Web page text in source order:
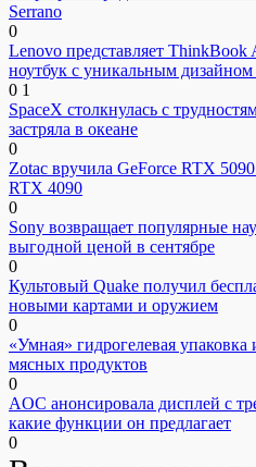
Serrano
0
Lenovo представляет ThinkBook
ноутбук с уникальным
0 1
SpaceX столкнулась с
застряла в океане
0
Zotac вручила GeForce RTX
RTX 4090
0
Sony возвращает популярные
выгодной ценой в сентябре
0
Культовый Quake получил
новыми картами и оружием
0
«Умная» гидрогелевая
мясных продуктов
0
AOC анонсировала дисплей с
какие функции он предлагает
0